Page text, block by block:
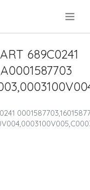
689C0241